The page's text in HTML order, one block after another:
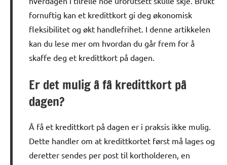
fornuftig kan et kredittkort gi deg økonomisk
fleksibilitet og økt handlefrihet. I denne artikkelen
kan du lese mer om hvordan du går frem for å
skaffe deg et kredittkort på dagen.
Er det mulig å få kredittkort på
dagen?
Å få et kredittkort på dagen er i praksis ikke mulig.
Dette handler om at kredittkortet først må lages og
deretter sendes per post til kortholderen, en